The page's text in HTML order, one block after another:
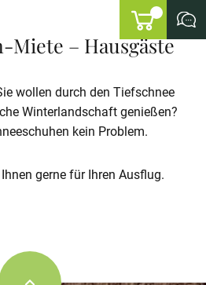
Anfragen
Miete – Hausgäste
wollen durch den Tiefschnee
Winterlandschaft genießen?
kein Problem.
gerne für Ihren Ausflug.